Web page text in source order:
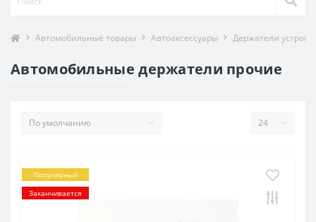
Автомобильные товары Автоаксессуары Держатели
Автомобильные держатели прочие
Популярный
Заканчивается